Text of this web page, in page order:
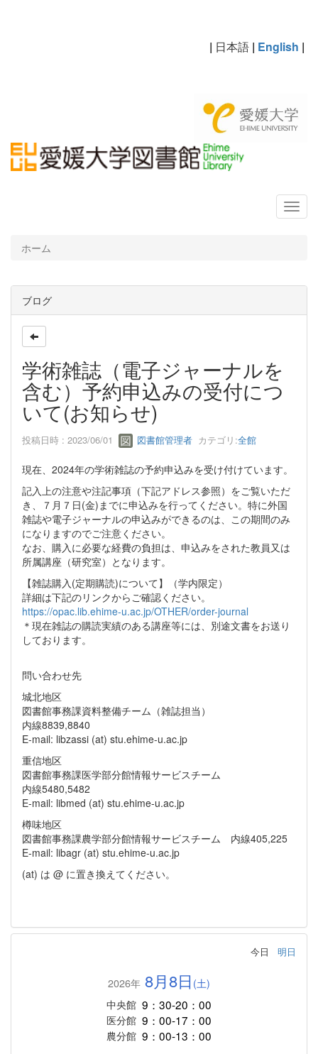
| 日本語 | English |
ホーム
ブログ
学術雑誌（電子ジャーナルを
含む）予約申込みの受付につ
いて(お知らせ)
投稿日時 : 2023/06/01 図書館管理者 カテゴリ:全館
現在、2024年の学術雑誌の予約申込みを受け付けています。
記入上の注意や注記事項（下記アドレス参照）をご覧いただ
き、７月７日(金)までに申込みを行ってください。特に外国
雑誌や電子ジャーナルの申込みができるのは、この期間のみ
になりますのでご注意ください。
なお、購入に必要な経費の負担は、申込みをされた教員又は
所属講座（研究室）となります。
【雑誌購入(定期購読)について】（学内限定）
詳細は下記のリンクからご確認ください。
https://opac.lib.ehime-u.ac.jp/OTHER/order-journal
＊現在雑誌の購読実績のある講座等には、別途文書をお送り
しております。
問い合わせ先
城北地区
図書館事務課資料整備チーム（雑誌担当）
内線8839,8840
E-mail: libzassi (at) stu.ehime-u.ac.jp
重信地区
図書館事務課医学部分館情報サービスチーム
内線5480,5482
E-mail: libmed (at) stu.ehime-u.ac.jp
樽味地区
図書館事務課農学部分館情報サービスチーム 内線405,225
E-mail: libagr (at) stu.ehime-u.ac.jp
(at) は @ に置き換えてください。
今日 明日
2026年 8月8日 (土)
中央館 9：30-20：00
医分館 9：00-17：00
農分館 9：00-13：00